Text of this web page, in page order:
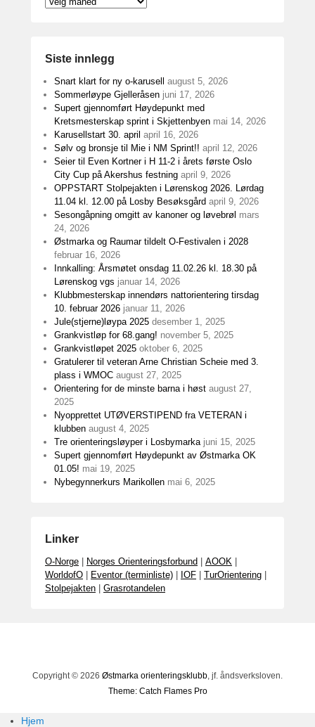
Siste innlegg
Snart klart for ny o-karusell
august 5, 2026
Sommerløype Gjelleråsen juni 17, 2026
Supert gjennomført Høydepunkt med
Kretsmesterskap sprint i Skjettenbyen mai 14, 2026
Karusellstart 30. april april 16, 2026
Sølv og bronsje til Mie i NM Sprint!! april 12, 2026
Seier til Even Kortner i H 11-2 i årets første Oslo
City Cup på Akershus festning april 9, 2026
OPPSTART Stolpejakten i Lørenskog 2026. Lørdag
11.04 kl. 12.00 på Losby Besøksgård april 9, 2026
Sesongåpning omgitt av kanoner og løvebrøl mars
24, 2026
Østmarka og Raumar tildelt O-Festivalen i 2028
februar 16, 2026
Innkalling: Årsmøtet onsdag 11.02.26 kl. 18.30 på
Lørenskog vgs januar 14, 2026
Klubbmesterskap innendørs nattorientering tirsdag
10. februar 2026 januar 11, 2026
Jule(stjerne)løypa 2025 desember 1, 2025
Grankvistløp for 68.gang! november 5, 2025
Grankvistløpet 2025 oktober 6, 2025
Gratulerer til veteran Arne Christian Scheie med 3.
plass i WMOC august 27, 2025
Orientering for de minste barna i høst august 27,
2025
Nyopprettet UTØVERSTIPEND fra VETERAN i
klubben august 4, 2025
Tre orienteringsløyper i Losbymarka juni 15, 2025
Supert gjennomført Høydepunkt av Østmarka OK
01.05! mai 19, 2025
Nybegynnerkurs Marikollen mai 6, 2025
Linker
O-Norge Norges Orienteringsforbund AOOK
WorldofO
Eventor (terminliste) IOF TurOrientering
Stolpejakten
Grasrotandelen
Copyright © 2026 Østmarka orienteringsklubb, jf. åndsverksloven.
Theme: Catch Flames Pro
Hjem